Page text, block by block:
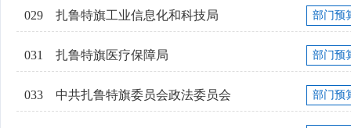
029 扎鲁特旗工业信息化和科技局 部门预
031 扎鲁特旗医疗保障局 部门预
033 中共扎鲁特旗委员会政法委员会 部门预